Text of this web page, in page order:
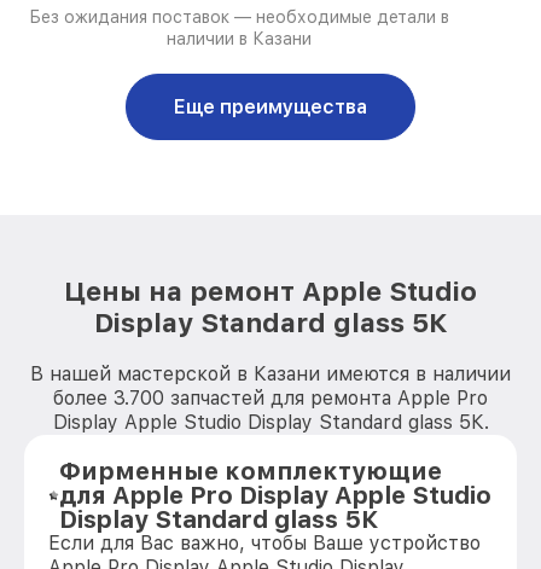
Без ожидания поставок — необходимые детали в
наличии в Казани
Еще преимущества
Цены на ремонт Apple Studio
Display Standard glass 5К
В нашей мастерской в Казани имеются в наличии
более 3.700 запчастей для ремонта Apple Pro
Display Apple Studio Display Standard glass 5К.
Фирменные комплектующие
для Apple Pro Display Apple Studio
Display Standard glass 5К
Если для Вас важно, чтобы Ваше устройство